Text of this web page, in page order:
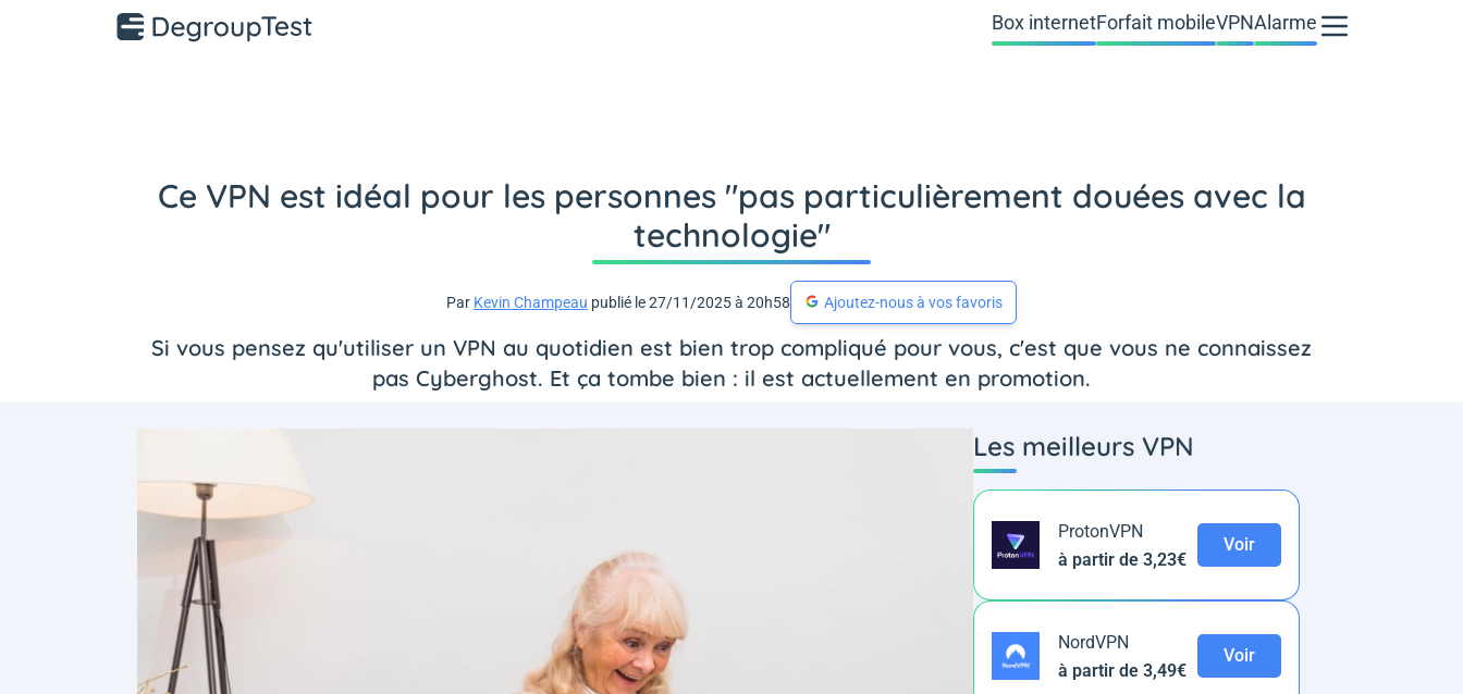
Box internetForfait mobileVPNAlarme
Ce VPN est idéal pour les personnes "pas particulièrement douées avec la
technologie"
Par Kevin Champeau publié le 27/11/2025 à 20h58 Ajoutez-nous à vos favoris
Si vous pensez qu'utiliser un VPN au quotidien est bien trop compliqué pour vous, c'est que vous ne connaissez
pas Cyberghost. Et ça tombe bien : il est actuellement en promotion.
Les meilleurs VPN
ProtonVPN
à partir de 3,23€
Voir
NordVPN
à partir de 3,49€
Voir